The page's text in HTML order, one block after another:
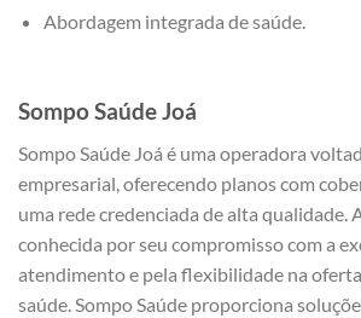
Abordagem integrada de saúde.
Sompo SaúdeJoá
Sompo Saúde Joá é uma operadora
empresarial, oferecendo planos com
uma rede credenciada de alta qualidade.
conhecida por seu compromisso com a
atendimento e pela flexibilidade na
saúde. Sompo Saúde proporciona